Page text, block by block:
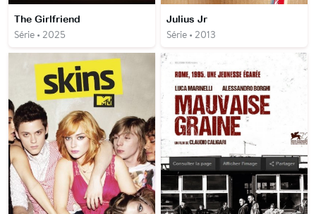
The Girlfriend
Série • 2025
Julius Jr
Série • 2013